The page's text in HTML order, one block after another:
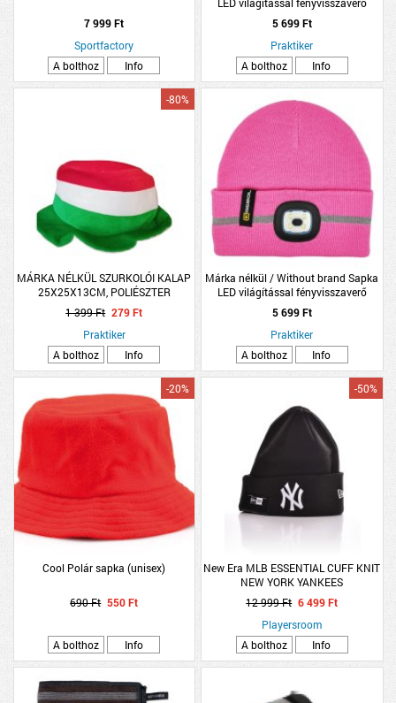
7 999 Ft
Sportfactory
A bolthoz
Info
csíkkal kék színben gyermek méret
5 699 Ft
Praktiker
A bolthoz
Info
MÁRKA NÉLKÜL SZURKOLÓI KALAP
25X25X13CM, POLIÉSZTER
-80%
1 399 Ft 279 Ft
Praktiker
A bolthoz
Info
Márka nélkül / Without brand Sapka
LED világítással fényvisszaverő
csíkkal pink színben gyermek méret
5 699 Ft
Praktiker
A bolthoz
Info
Cool Polár sapka (unisex)
-20%
690 Ft 550 Ft
A bolthoz Info
New Era MLB ESSENTIAL CUFF KNIT
NEW YORK YANKEES
-50%
12 999 Ft 6 499 Ft
Playersroom
A bolthoz
Info